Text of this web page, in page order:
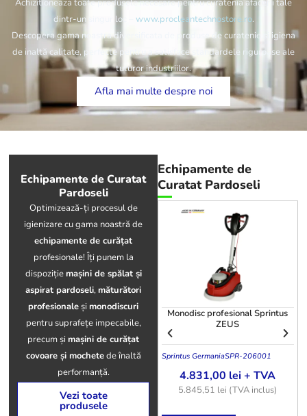
Achizitioneaza toate produsele necesare pentru curatenia afacerii tale
dintr-un singur loc – www.procleantechnostore.ro.
Descopera gama noastra diversificata de produse de curatenie si igiena
de inaltă calitate, perfecte pentru a satisface standardele riguroase ale
tuturor industriilor.
Afla mai multe despre noi
Echipamente de Curatat
Pardoseli
Optimizează-ți procesul de
igienizare cu gama noastră de
echipamente de curățat
profesionale! Îți punem la
dispozițiemașini de spălat și
aspirat pardoseli,măturători
profesionaleșimonodiscuri
pentru suprafețe impecabile,
precum șimașini de curățat
covoare și mochetede înaltă
performanță.
Vezi toate
produsele
Echipamente de
Curatat Pardoseli
Monodisc profesional Sprintus
ZEUS
Sprintus GermaniaSPR-206001
4.831,00 lei+ TVA
5.845,51 lei (TVA inclus)